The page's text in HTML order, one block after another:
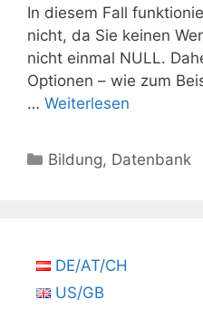
In diesem Fall
nicht, da Sie keinen
nicht einmal NULL.
Optionen – wie zum
… Weiterlesen
Kategorien
Bildung, Datenbank
DE/AT/CH
US/GB